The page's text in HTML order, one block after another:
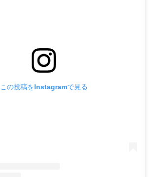
この投稿をInstagramで見る